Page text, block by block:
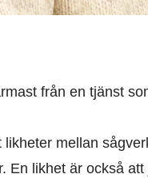
från en tjänst
mellan
En likhet är också